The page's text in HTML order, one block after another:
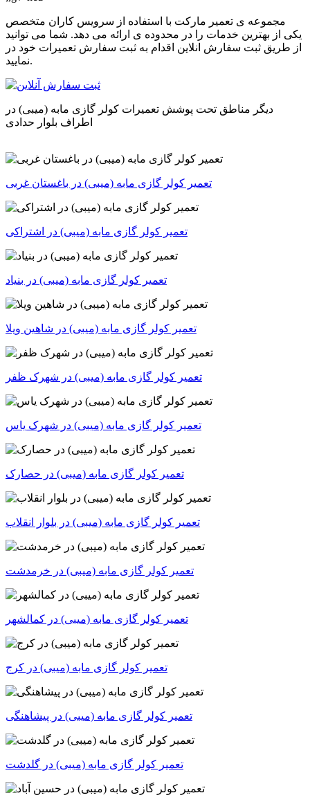
مجموعه ی تعمیر مارکت با استفاده از سرویس کاران متخصص
یکی از بهترین خدمات را در محدوده ی ارائه می دهد. شما می توانید
از طریق ثبت سفارش انلاین اقدام به ثبت سفارش تعمیرات خود در
نمایید.
دیگر مناطق تحت پوشش تعمیرات کولر گازی مابه (میبی) در
اطراف بلوار حدادی
تعمیر کولر گازی مابه (میبی) در باغستان غربی
تعمیر کولر گازی مابه (میبی) در اشتراکی
تعمیر کولر گازی مابه (میبی) در بنیاد
تعمیر کولر گازی مابه (میبی) در شاهین ویلا
تعمیر کولر گازی مابه (میبی) در شهرک ظفر
تعمیر کولر گازی مابه (میبی) در شهرک یاس
تعمیر کولر گازی مابه (میبی) در حصارک
تعمیر کولر گازی مابه (میبی) در بلوار انقلاب
تعمیر کولر گازی مابه (میبی) در خرمدشت
تعمیر کولر گازی مابه (میبی) در کمالشهر
تعمیر کولر گازی مابه (میبی) در کرج
تعمیر کولر گازی مابه (میبی) در پیشاهنگی
تعمیر کولر گازی مابه (میبی) در گلدشت